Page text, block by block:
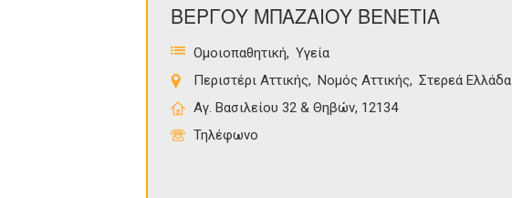
ΒΕΡΓΟΥ ΜΠΑΖΑΙΟΥ ΒΕΝΕΤΙΑ
Ομοιοπαθητική
Υγεία
Περιστέρι Αττικής
Νομός Αττικής
Στερεά Ελλάδα
Αγ. Βασιλείου 32 & Θηβών, 12134
Τηλέφωνο